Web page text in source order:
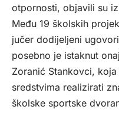
otpornosti, objavili su
Među 19 školskih
jučer dodijeljeni
posebno je istaknut
Zoranić Stankovci,
sredstvima realizirati
školske sportske